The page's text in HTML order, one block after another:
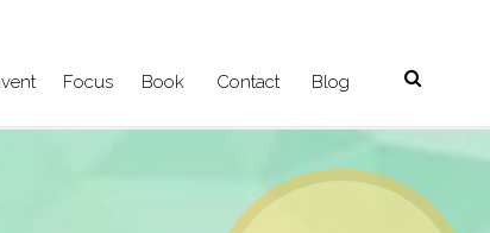
Focus Book Contact Blog